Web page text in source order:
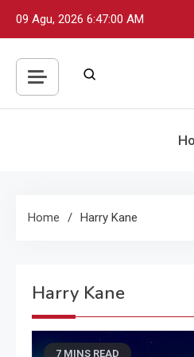
09 Agu, 2026 6:47:01 AM
Home Harry Kane
Harry Kane
7 MINS READ